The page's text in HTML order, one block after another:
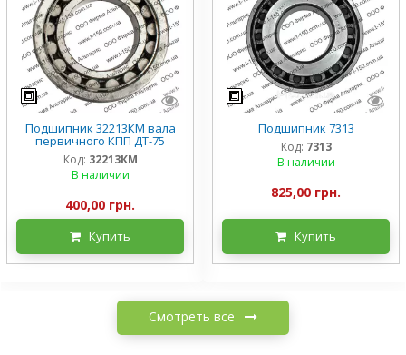
Подшипник 32213КМ вала
первичного КПП ДТ-75
Код: 32213КМ
В наличии
400,00 грн.
Купить
Подшипник 7313
Код: 7313
В наличии
825,00 грн.
Купить
Смотреть все